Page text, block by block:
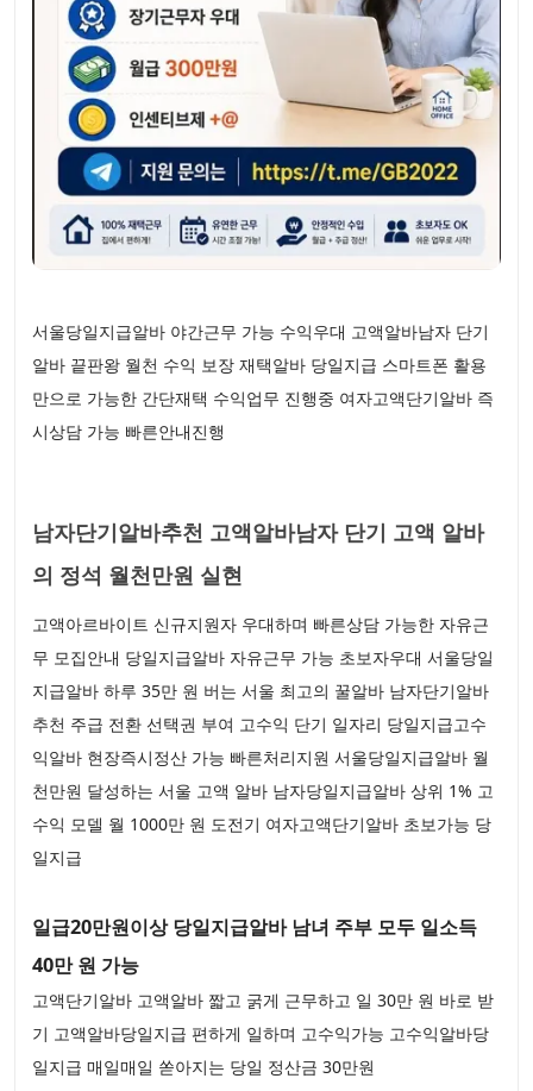
서울당일지급알바 야간근무 가능 수익우대 고액알바남자 단기
알바 끝판왕 월천 수익 보장 재택알바 당일지급 스마트폰 활용
만으로 가능한 간단재택 수익업무 진행중 여자고액단기알바 즉
시상담 가능 빠른안내진행
남자단기알바추천 고액알바남자 단기 고액 알바
의 정석 월천만원 실현
고액아르바이트 신규지원자 우대하며 빠른상담 가능한 자유근
무 모집안내 당일지급알바 자유근무 가능 초보자우대 서울당일
지급알바 하루 35만 원 버는 서울 최고의 꿀알바 남자단기알바
추천 주급 전환 선택권 부여 고수익 단기 일자리 당일지급고수
익알바 현장즉시정산 가능 빠른처리지원 서울당일지급알바 월
천만원 달성하는 서울 고액 알바 남자당일지급알바 상위 1% 고
수익 모델 월 1000만 원 도전기 여자고액단기알바 초보가능 당
일지급
일급20만원이상 당일지급알바 남녀 주부 모두 일소득
40만 원 가능
고액단기알바 고액알바 짧고 굵게 근무하고 일 30만 원 바로 받
기 고액알바당일지급 편하게 일하며 고수익가능 고수익알바당
일지급 매일매일 쏟아지는 당일 정산금 30만원